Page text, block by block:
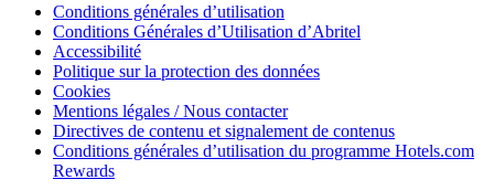
Conditions générales d’utilisation
Conditions Générales d’Utilisation d’Abritel
Accessibilité
Politique sur la protection des données
Cookies
Mentions légales / Nous contacter
Directives de contenu et signalement de contenus
Conditions générales d’utilisation du programme Hotels.com
Rewards